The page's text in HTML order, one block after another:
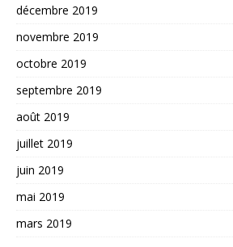
décembre 2019
novembre 2019
octobre 2019
septembre 2019
août 2019
juillet 2019
juin 2019
mai 2019
mars 2019